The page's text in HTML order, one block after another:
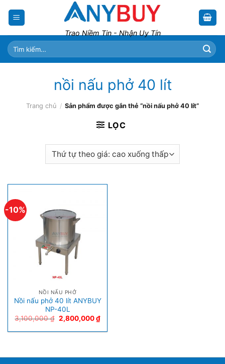
Trao Niềm Tin - Nhận Uy Tín
Tìm
kiếm:
nồi nấu phở 40 lít
Trang chủ / Sản phẩm được gắn thẻ “nồi nấu phở 40 lít”
LỌC
-10%
NỒI NẤU PHỞ
Nồi nấu phở 40 lít ANYBUY
NP-40L
3,100,000₫ 2,800,000₫